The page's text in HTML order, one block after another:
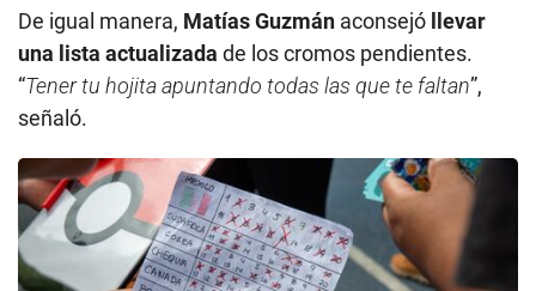
De igual manera, Matías Guzmán aconsejó llevar
una lista actualizada de los cromos pendientes.
“Tener tu hojita apuntando todas las que te faltan”,
señaló.